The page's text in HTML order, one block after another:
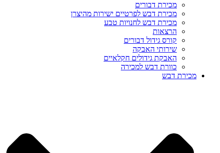
מכירת דבורים
מכירת דבש לפרטיים ישירות מהיצרן
מכירת דבש לחנויות טבע
הרצאות
קורס גידול דבורים
שירותי האבקה
האבקת גידולים חקלאיים
כוורת דבש למכירה
מכירת דבש